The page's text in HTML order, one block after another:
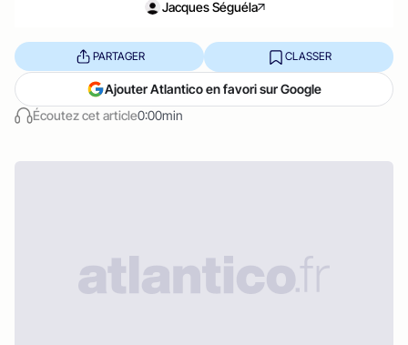
Jacques Séguéla
Écoutez cet article0:00min
PARTAGER CLASSER
Ajouter Atlantico en favori sur Google